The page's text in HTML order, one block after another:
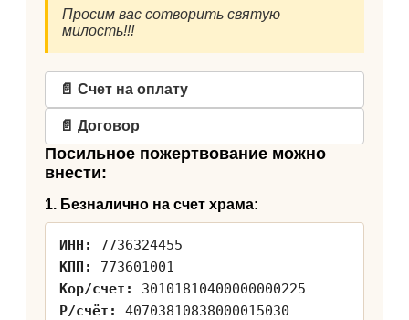
Просим вас сотворить святую
милость!!!
📄 Счет на оплату
📄 Договор
Посильное пожертвование можно
внести:
1. Безналично на счет храма:
ИНН:
7736324455
КПП:
773601001
Кор/счет:
30101810400000000225
Р/счёт:
40703810838000015030